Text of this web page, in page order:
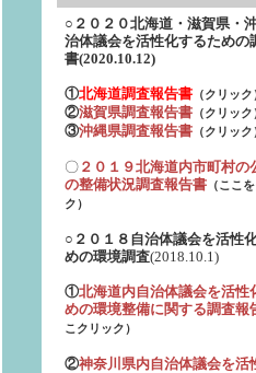
○２０２０北海道・滋賀県・
治体議会を活性化するための
書(2020.10.12)
①北海道調査報告書 （クリック
②滋賀県調査報告書 （クリック
③沖縄県調査報告書 （クリック
〇 ２０１９北海道内市町村の
の整備状況調査報告書 （ここ
ク）
○２０１８自治体議会を活性
めの環境調査(2018.10.1)
①北海道内自治体議会を活性
めの環境整備に関する調査報
こクリック）
②神奈川県内自治体議会を活